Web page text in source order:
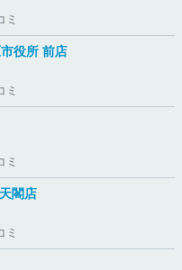
ミ
役所 前店
ミ
ミ
閣店
ミ